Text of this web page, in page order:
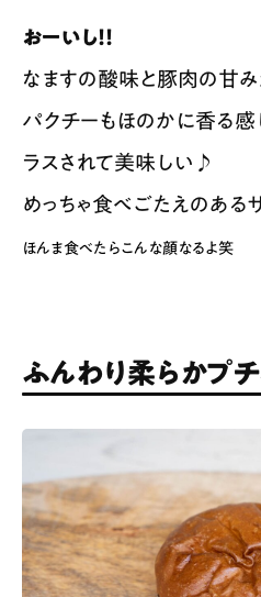
おーいし！！
なますの酸味と豚肉の甘
パクチーもほのかに香る感
ラスされて美味しい♪
めっちゃ食べごたえのある
ほんま食べたらこんな顔なるよ笑
ふんわり柔らかプ